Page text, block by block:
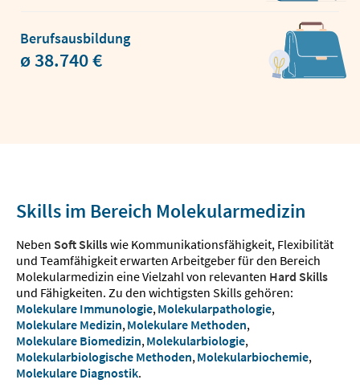
Berufsausbildung
ø 38.740 €
Skills im Bereich Molekularmedizin
Neben Soft Skillswie Kommunikationsfähigkeit, Flexibilität
und Teamfähigkeit erwarten Arbeitgeber für den Bereich
Molekularmedizin eine Vielzahl von relevanten Hard Skills
und Fähigkeiten. Zu den wichtigsten Skills gehören:
Molekulare Immunologie, Molekularpathologie,
Molekulare Medizin, Molekulare Methoden,
Molekulare Biomedizin, Molekularbiologie,
Molekularbiologische Methoden, Molekularbiochemie,
Molekulare Diagnostik.